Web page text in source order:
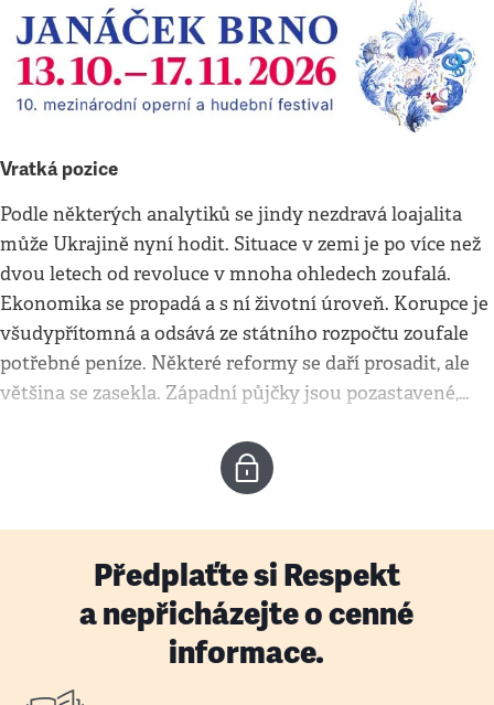
Vratká pozice
Podle některých analytiků se jindy nezdravá loajalita
může Ukrajině nyní hodit. Situace v zemi je po více než
dvou letech od revoluce v mnoha ohledech zoufalá.
Ekonomika se propadá a s ní životní úroveň. Korupce je
všudypřítomná a odsává ze státního rozpočtu zoufale
potřebné peníze. Některé reformy se daří prosadit, ale
většina se zasekla. Západní půjčky jsou pozastavené,…
Předplaťte si Respekt
a nepřicházejte o cenné
informace.